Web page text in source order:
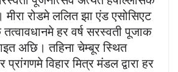
रोडमे ललित झा एंड एसोसिएट
हर वर्ष सरस्वती पूजाक
अछि। तहिना चेम्बूर स्थित
प्रांगणमे विहार मित्र मंडल द्वारा हर